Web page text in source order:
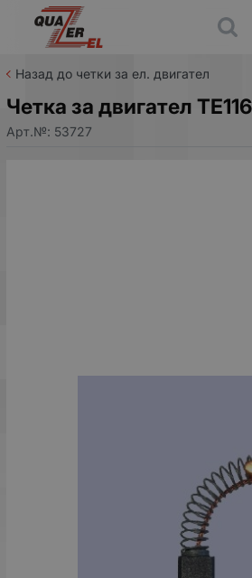
Назад до четки за ел. двигател
Четка за двигател
Арт.№: 53727